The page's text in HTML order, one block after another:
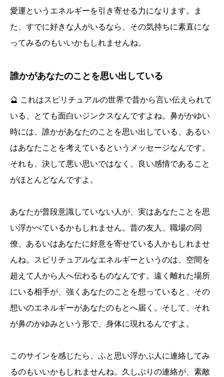
愛運というエネルギーを引き寄せる力になります。ま
た、すでに好きな人がいるなら、その気持ちに素直にな
ってみるのもいいかもしれませんね。
誰かがあなたのことを思い出している
🔮 これはスピリチュアルの世界で昔から言い伝えられて
いる、とても面白いジンクスなんですよね。鼻がかゆい
時には、誰かがあなたのことを思い出している、あるい
はあなたことを考えているというメッセージなんです。
それも、決して悪い思いではなく、良い感情であること
がほとんどなんですよ。
あなたが普段意識していない人が、実はあなたことを思
い浮かべているかもしれません。昔の友人、職場の同
僚、あるいはあなたに好意を寄せている人かもしれませ
んね。スピリチュアルなエネルギーというのは、空間を
超えて人から人へ伝わるものなんです。遠く離れた場所
にいる相手が、強くあなたのことを想っていると、その
想いのエネルギーがあなたのもとへ届く。そして、それ
が鼻のかゆみという形で、身体に現れるんですよ。
このサインを感じたら、ふと思い浮かぶ人に連絡してみ
るのもいいかもしれませんね。久しぶりの連絡が、素敵